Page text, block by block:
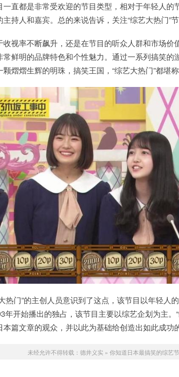
一直都是非常受欢迎的节目类型，相对于年轻人
持人和嘉宾。总的来说告诉，关注“综艺大热门”
收视率不断飙升，还是在节目的听众人群和市场
常鲜明的品牌特色和个性魅力。通过一系列搞笑
颗熠熠生辉的明珠，搞笑王国，“综艺大热门”都堪
热门”的主创人员意识到了这点，该节目以年轻人
年开始播出的独占，该节目主要以综艺企划为主。
本篇文章的观众，并以此为基础给创造出如此成功
未经允许不得转载： 德井义实 » 你知道日本最搞笑的综艺